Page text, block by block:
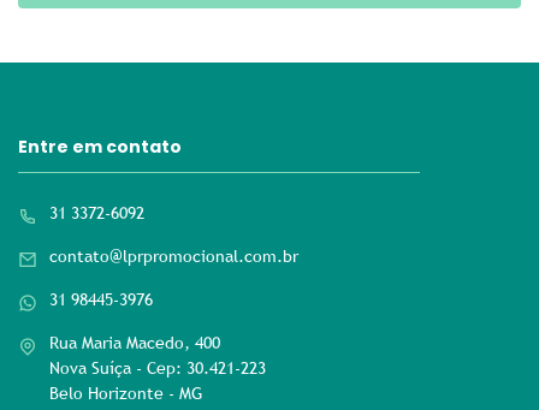
Entre em contato
31 3372-6092
contato@lprpromocional.com.br
31 98445-3976
Rua Maria Macedo, 400
Nova Suíça - Cep: 30.421-223
Belo Horizonte - MG